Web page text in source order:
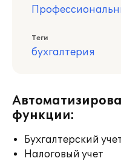
Теги
бухгалтерия
функции:
Бухгалтерский
Налоговый учет